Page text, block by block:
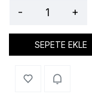
- +
SEPETE EKLE